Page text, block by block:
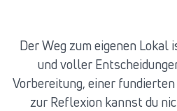
Der Weg zum eigenen
und voller
Vorbereitung, einer
zur Reflexion kannst du